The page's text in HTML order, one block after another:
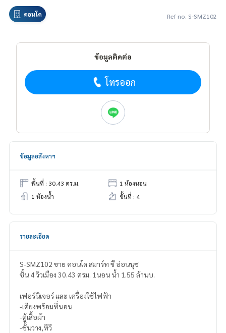
คอนโด Ref no. S-SMZ102
ข้อมูลติดต่อ
โทรออก
ข้อมูลอสังหาฯ
พื้นที่ : 30.43 ตร.ม.
1 ห้องนอน
1 ห้องน้ำ
ชั้นที่ : 4
รายละเอียด
S-SMZ102 ขาย คอนโด สมาร์ท ซี อ่อนนุช
ชั้น 4 วิวเมือง 30.43 ตรม. 1นอน น้ำ 1.55 ล้านบ.
เฟอร์นิเจอร์ และ เครื่องใช้ไฟฟ้า
-เตียงพร้อมที่นอน
-ตู้เสื้อผ้า
-ชั้นวาง,ทีวี